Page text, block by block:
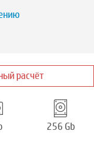
расчёт
256 Gb